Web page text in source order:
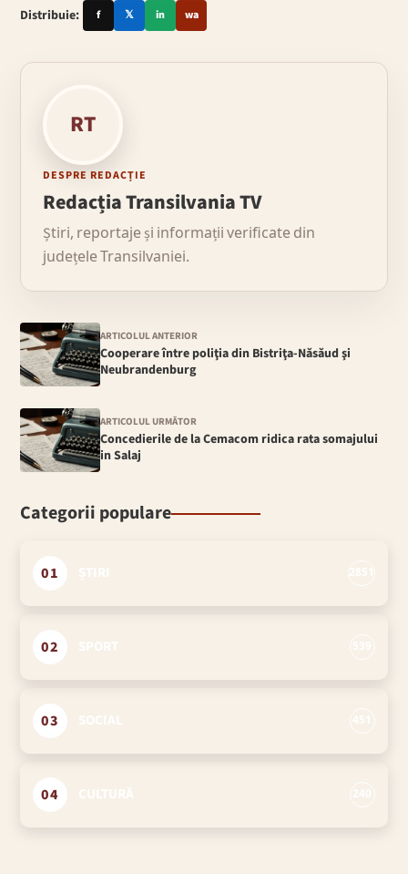
Distribuie: f 𝕏 in wa
RT
DESPRE REDACȚIE
Redacția Transilvania TV
Știri, reportaje și informații verificate din
județele Transilvaniei.
ARTICOLUL ANTERIOR
Cooperare între poliţia din Bistriţa-Năsăud şi
Neubrandenburg
ARTICOLUL URMĂTOR
Concedierile de la Cemacom ridica rata somajului
in Salaj
Categorii populare
01
02
03
04